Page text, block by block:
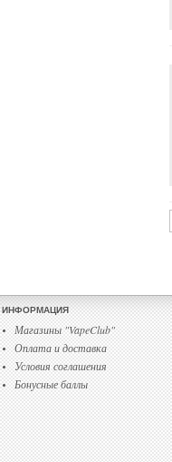
ИНФОРМАЦИЯ
Магазины "VapeClub"
Оплата и доставка
Условия соглашения
Бонусные баллы